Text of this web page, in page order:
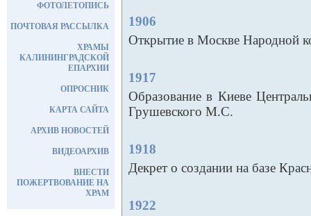
ФОТОЛЕТОПИСЬ
ПОЧТОВАЯ РАССЫЛКА
ХРАМЫ
КАЛИНИНГРАДСКОЙ
ЕПАРХИИ
ОПРОСНИК
КАРТА САЙТА
АРХИВ НОВОСТЕЙ
ВИДЕОАРХИВ
ВНЕСТИ
ПОЖЕРТВОВАНИЕ НА
ХРАМ
1906
Открытие в Москве Народной
1917
Образование в Киеве
Грушевского М.С.
1918
Декрет о создании на базе
1922